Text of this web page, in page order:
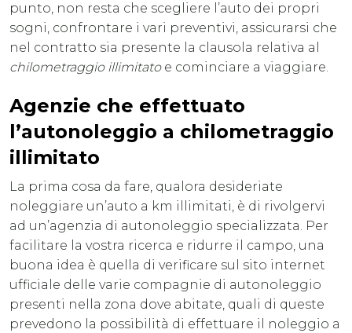
punto, non resta che scegliere l’auto dei propri
sogni, confrontare i vari preventivi, assicurarsi che
nel contratto sia presente la clausola relativa al
chilometraggio illimitatoe cominciare a viaggiare.
Agenzie che effettuato
l’autonoleggio a chilometraggio
illimitato
La prima cosa da fare, qualora desideriate
noleggiare un’auto a km illimitati, è di rivolgervi
ad un’agenzia di autonoleggio specializzata. Per
facilitare la vostra ricerca e ridurre il campo, una
buona idea è quella di verificare sul sito internet
ufficiale delle varie compagnie di autonoleggio
presenti nella zona dove abitate, quali di queste
prevedono la possibilità di effettuare il noleggio a